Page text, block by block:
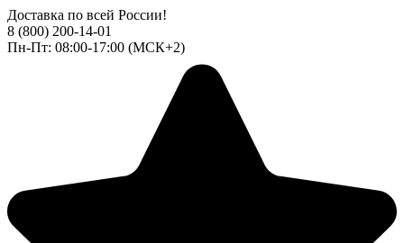
Доставка по всей России!
8 (800) 200-14-01
Пн-Пт: 08:00-17:00 (МСК+2)